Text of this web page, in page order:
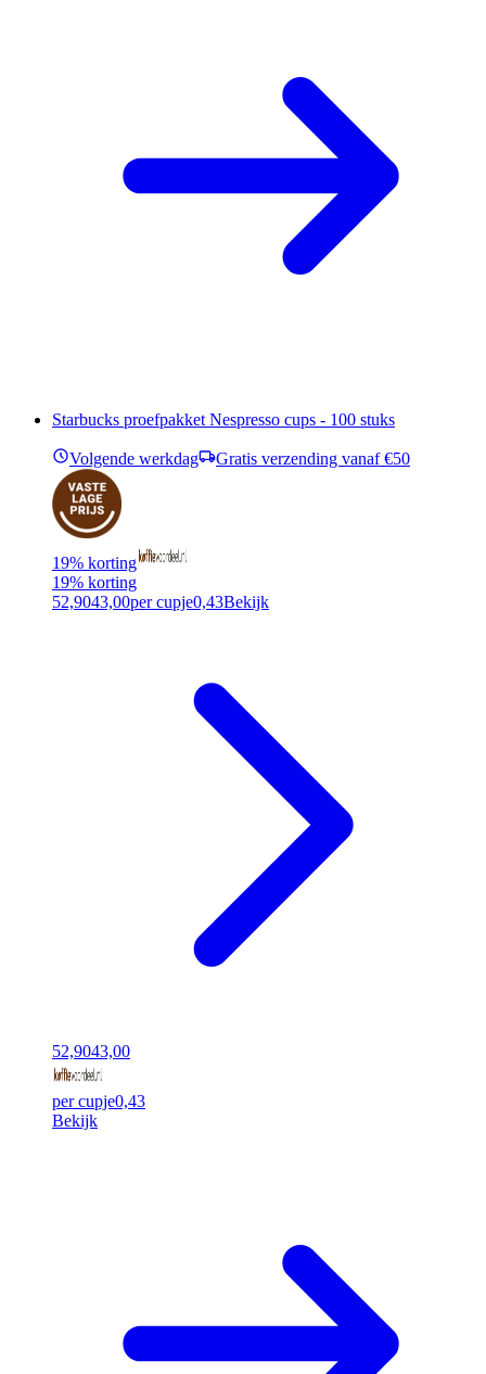
Starbucks proefpakket Nespresso cups - 100 stuks
Volgende werkdag Gratis verzending vanaf €50
19% korting
19% korting
52,9043,00per cupje0,43Bekijk
52,9043,00
per cupje0,43
Bekijk